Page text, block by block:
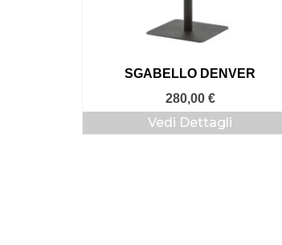
SGABELLO DENVER
280,00 €
Vedi Dettagli